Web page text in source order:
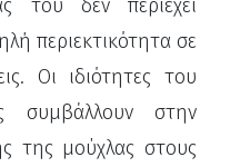
του δεν περιέχει
περιεκτικότητα σε
Οι ιδιότητες του
συμβάλλουν στην
της μούχλας στους